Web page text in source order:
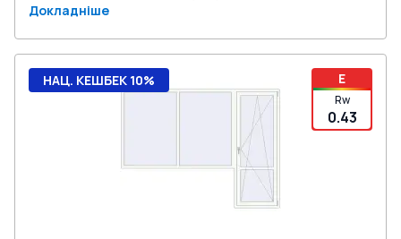
Докладніше
E
Rw
0.43
НАЦ. КЕШБЕК 10%